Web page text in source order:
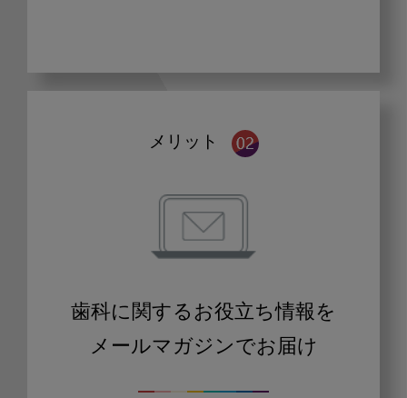
メリット
歯科に関するお役立ち情報を
メールマガジンでお届け